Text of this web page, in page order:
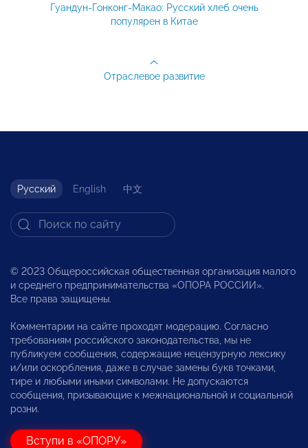
Гуандун-Гонконг-Макао: Русский хлеб очень
популярен в Китае
Отраслевое развитие
Русский English 中文
© 2023 Общероссийская общественная организация малого
и среднего предпринимательства «ОПОРА РОССИИ».
Все права защищены.
Комментарии на сайте проходят модерацию. Согласно
требованиям российского законодательства, мы не
публикуем сообщения, содержащие нецензурную лексику
и/или оскорбления, даже в случае замены букв точками,
тире и любыми иными символами. Не допускаются
сообщения, призывающие к межнациональной и социальной
розни.
Вступи в «ОПОРУ»